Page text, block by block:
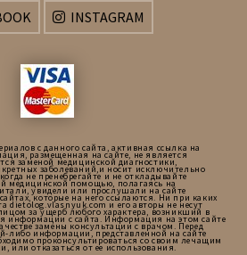
INSTAGRAM
с данного сайта, активная ссылка на
размещенная на сайте, не является
заменой медицинской диагностики,
заболеваний,и носит исключительно
не пренебрегайте и не откладывайте
медицинской помощью, полагаясь на
увидели или прослушали на сайте
которые на него ссылаются. Ни при каких
dietolog.vlasnyuk.com и его авторы не несут
за ущерб любого характера, возникший в
информации с сайта. Информация на этом сайте
замены консультации с врачом. Перед
либо информации, представленной на сайте
проконсультироваться со своим лечащим
или отказаться от ее использования.